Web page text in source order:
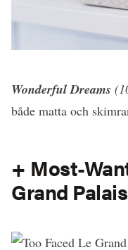
Wonderful Dreams
både matta och
+ Most-
Grand Palais